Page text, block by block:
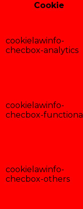
Cookie
cookielawinfo-
checbox-analytics
cookielawinfo-
checbox-functional
cookielawinfo-
checbox-others